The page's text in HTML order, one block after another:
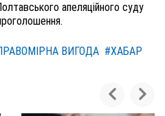
апеляційного суду
ВИГОДА #ХАБАР